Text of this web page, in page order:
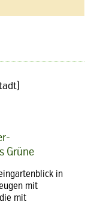
Grüne
in
mit
mit